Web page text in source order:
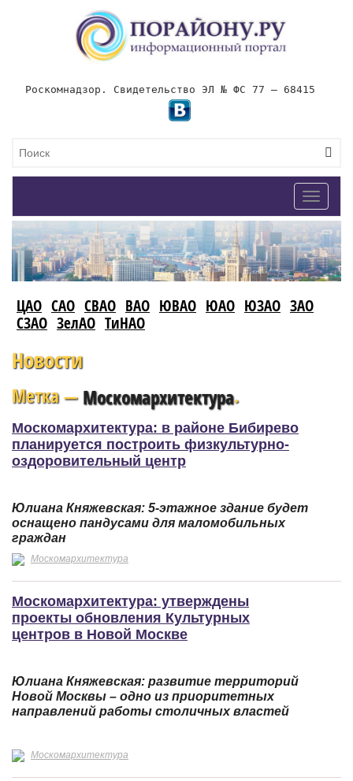
Роскомнадзор. Свидетельство ЭЛ № ФС 77 – 68415
Toggle
ЦАО САО СВАО ВАО ЮВАО ЮАО ЮЗАО ЗАО
СЗАО ЗелАО ТиНАО
Новости
Метка —Москомархитектура.
Москомархитектура: в районе Бибирево
планируется построить физкультурно-
оздоровительный центр
Юлиана Княжевская: 5-этажное здание будет
оснащено пандусами для маломобильных
граждан
Москомархитектура
Москомархитектура: утверждены
проекты обновления Культурных
центров в Новой Москве
Юлиана Княжевская: развитие территорий
Новой Москвы – одно из приоритетных
направлений работы столичных властей
Москомархитектура